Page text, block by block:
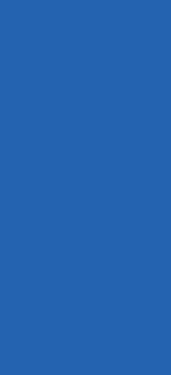
(Größe 45x35
2 Jahre)
Schulung in
für
die
an.